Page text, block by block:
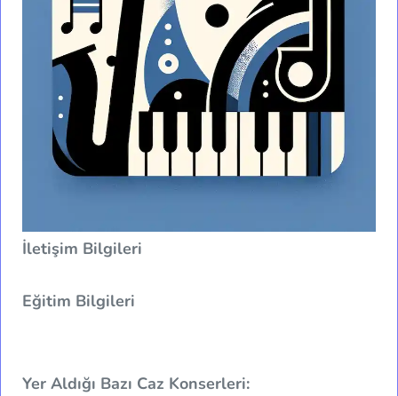
İletişim Bilgileri
Eğitim Bilgileri
Yer Aldığı Bazı Caz Konserleri: